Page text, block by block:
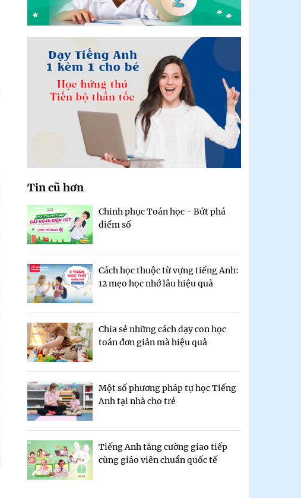
Tin cũ hơn
Chinh phục Toán học - Bứt phá
điểm số
Cách học thuộc từ vựng tiếng Anh:
12 mẹo học nhớ lâu hiệu quả
Chia sẻ những cách dạy con học
toán đơn giản mà hiệu quả
Một số phương pháp tự học Tiếng
Anh tại nhà cho trẻ
Tiếng Anh tăng cường giao tiếp
cùng giáo viên chuẩn quốc tế